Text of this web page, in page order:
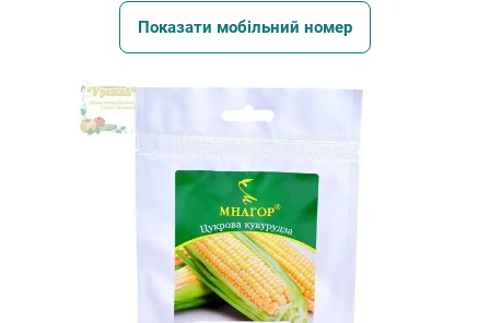
Показати мобільний номер